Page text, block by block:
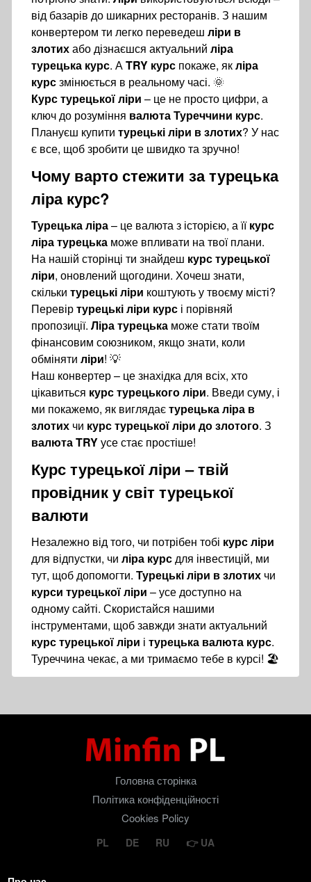
від базарів до шикарних ресторанів. З нашим
конвертером ти легко переведеш ліри в
злотихабо дізнаєшся актуальний ліра
турецька курс. АTRY курс покаже, якліра
курсзмінюється в реальному часі. 🌞
Курс турецької ліри – це не просто цифри, а
ключ до розуміння валюта Туреччини курс.
Плануєш купити турецькі ліри в злотих? У нас
є все, щоб зробити це швидко та зручно!
Чому варто стежити затурецька
ліра курс?
Турецька ліра– це валюта з історією, а їїкурс
ліра турецька може впливати на твої плани.
На нашій сторінці ти знайдеш курс турецької
ліри, оновлений щогодини. Хочеш знати,
скільки турецькі ліри коштують у твоєму місті?
Перевіртурецькі ліри курс і порівняй
пропозиції. Ліра турецька може стати твоїм
фінансовим союзником, якщо знати, коли
обміняти ліри! 💡
Наш конвертер – це знахідка для всіх, хто
цікавиться курс турецького ліри. Введи суму, і
ми покажемо, як виглядаєтурецька ліра в
злотих чи курс турецької ліри до злотого. З
валюта TRYусе стає простіше!
Курс турецької ліри – твій
провідник у світ турецької
валюти
Незалежно від того, чи потрібен тобі курс ліри
для відпустки, чи ліра курсдля інвестицій, ми
тут, щоб допомогти. Турецькі ліри в злотих чи
курси турецької ліри – усе доступно на
одному сайті. Скористайся нашими
інструментами, щоб завжди знати актуальний
курс турецької ліри і турецька валюта курс.
Туреччина чекає, а ми тримаємо тебе в курсі! 🏖️
Головна сторінка
Політика конфіденційності
Cookies Policy
PL DE RU UA